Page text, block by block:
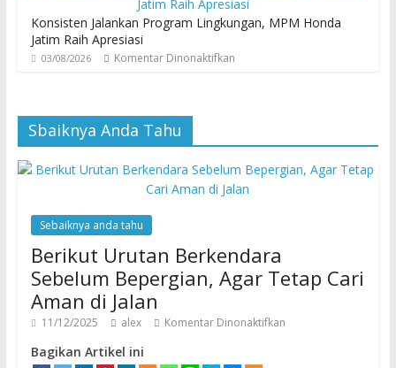
Konsisten Jalankan Program Lingkungan, MPM Honda
Jatim Raih Apresiasi
03/08/2026 Komentar Dinonaktifkan
Sbaiknya Anda Tahu
Sebaiknya anda tahu
Berikut Urutan Berkendara
Sebelum Bepergian, Agar Tetap Cari
Aman di Jalan
11/12/2025 alex Komentar Dinonaktifkan
Bagikan Artikel ini